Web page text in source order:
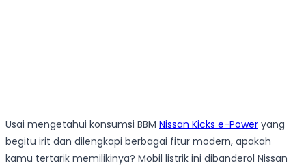
Usai mengetahui konsumsi BBM Nissan Kicks e-Power yang
begitu irit dan dilengkapi berbagai fitur modern, apakah
kamu tertarik memilikinya? Mobil listrik ini dibanderol Nissan